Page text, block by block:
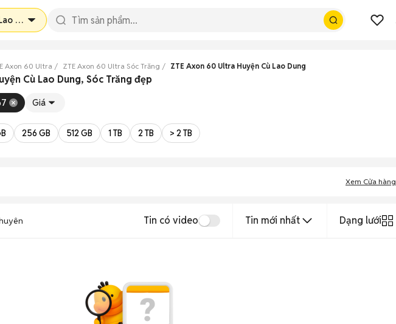
Dung
Axon 60 Ultra ZTE Axon 60 Ultra Sóc Trăng ZTE Axon 60 Ultra Huyện Cù Lao Dung
Cù Lao Dung, Sóc Trăng đẹp
Giá
256 GB 512 GB 1 TB 2 TB > 2 TB
Xem Cửa hàng
Tin có video Tin mới nhất Dạng lưới